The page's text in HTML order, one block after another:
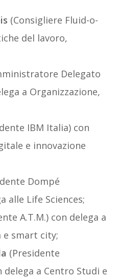
(Consigliere Fluid-o-
del lavoro,
Delegato
a Organizzazione,
IBM Italia) con
e innovazione
Dompé
alle Life Sciences;
A.T.M.) con delega a
smart city;
(Presidente
a Centro Studi e